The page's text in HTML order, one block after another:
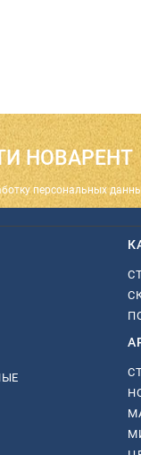
НОВАРЕНТ
персональных